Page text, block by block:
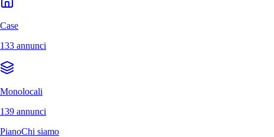
Case
133 annunci
Monolocali
139 annunci
PianoChi siamo